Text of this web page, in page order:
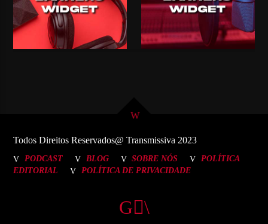
Todos Direitos Reservados@ Transmissiva 2023
PODCAST BLOG SOBRE NÓS
POLÍTICA
EDITORIAL
POLÍTICA DE PRIVACIDADE